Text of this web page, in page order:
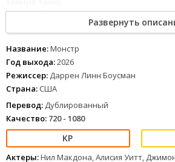
12345 678
Развернуть
Название:Монстр
Год выхода:2026
Режиссер: Даррен Линн Боусман
Страна: США
Перевод: Дублированный
Качество: 720 - 1080
Актеры:Нил Макдона, Алисия Уитт,